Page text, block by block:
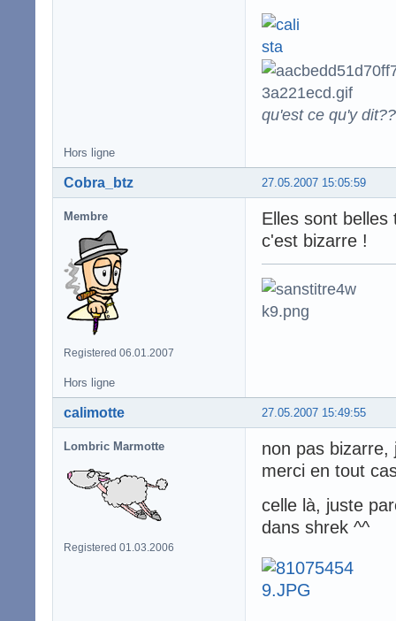
qu'est ce qu'y
Hors ligne
27.05.2007 15:05:59
Cobra_btz
Membre
Registered 06.01.2007
Elles sont
c'est bizarre !
Hors ligne
27.05.2007 15:49:55
calimotte
Lombric Marmotte
Registered 01.03.2006
non pas bizarre,
merci en tout
celle là, juste
dans shrek ^^